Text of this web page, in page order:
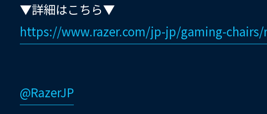
▼詳細はこちら▼
https://www.razer.com/jp-jp/gaming-chairs/
@RazerJP